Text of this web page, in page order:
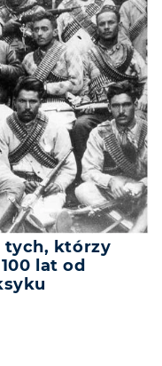
tych, którzy
lat od